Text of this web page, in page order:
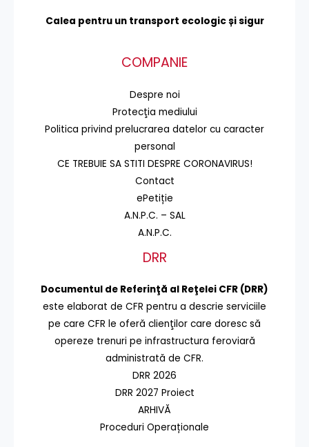
Calea pentru un transport ecologic și sigur
COMPANIE
Despre noi
Protecţia mediului
Politica privind prelucrarea datelor cu caracter
personal
CE TREBUIE SA STITI DESPRE CORONAVIRUS!
Contact
ePetiție
A.N.P.C. – SAL
A.N.P.C.
DRR
Documentul de Referinţă al Reţelei CFR (DRR)
este elaborat de CFR pentru a descrie serviciile
pe care CFR le oferă clienţilor care doresc să
opereze trenuri pe infrastructura feroviară
administrată de CFR.
DRR 2026
DRR 2027 Proiect
ARHIVĂ
Proceduri Operaționale